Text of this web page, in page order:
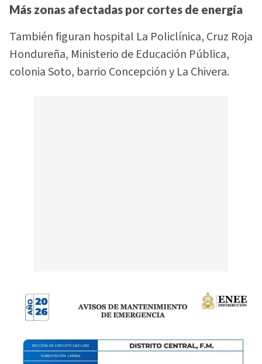
Más zonas afectadas por cortes de energía
También figuran hospital La Policlínica, Cruz Roja
Hondureña, Ministerio de Educación Pública,
colonia Soto, barrio Concepción y La Chivera.